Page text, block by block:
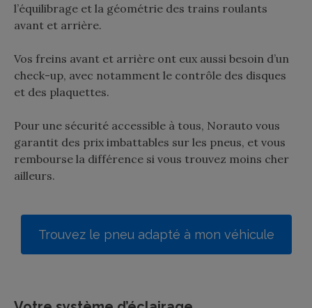
l’équilibrage et la géométrie des trains roulants
avant et arrière.
Vos freins avant et arrière ont eux aussi besoin d’un
check-up, avec notamment le contrôle des disques
et des plaquettes.
Pour une sécurité accessible à tous, Norauto vous
garantit des prix imbattables sur les pneus, et vous
rembourse la différence si vous trouvez moins cher
ailleurs.
Trouvez le pneu adapté à mon véhicule